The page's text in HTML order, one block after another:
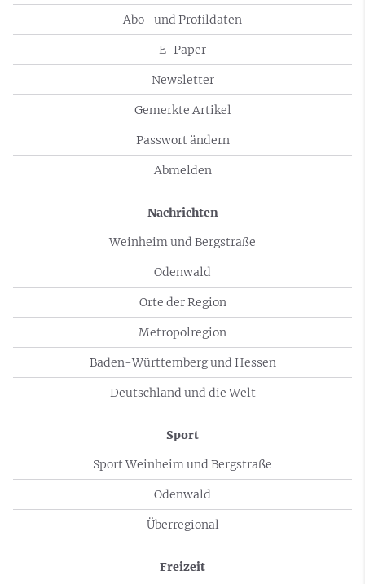
Abo- und Profildaten
E-Paper
Newsletter
Gemerkte Artikel
Passwort ändern
Abmelden
Nachrichten
Weinheim und Bergstraße
Odenwald
Orte der Region
Metropolregion
Baden-Württemberg und Hessen
Deutschland und die Welt
Sport
Sport Weinheim und Bergstraße
Odenwald
Überregional
Freizeit